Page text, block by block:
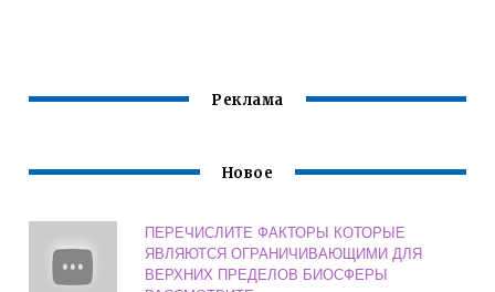
Реклама
Новое
ПЕРЕЧИСЛИТЕ ФАКТОРЫ КОТОРЫЕ
ЯВЛЯЮТСЯ ОГРАНИЧИВАЮЩИМИ ДЛЯ
ВЕРХНИХ ПРЕДЕЛОВ БИОСФЕРЫ